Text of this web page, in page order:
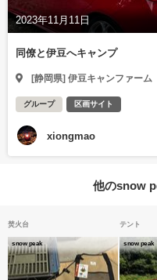
2023年11月11日
同僚と伊豆へキャンプ
[静岡県] 伊豆キャンファーム
グループ 区画サイト
xiongmao
他のsnow
焚火台
snow peak
テント
snow peak